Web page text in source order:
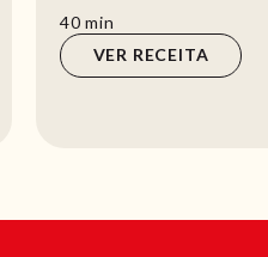
40min
min
VER RECEITA